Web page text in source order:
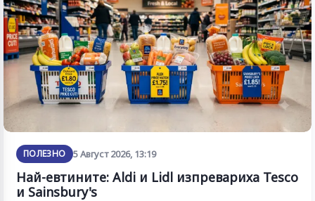
ПОЛЕЗНО 5 Август 2026, 13:19
Най-евтините: Aldi и Lidl изпревариха Tesco
и Sainsbury's